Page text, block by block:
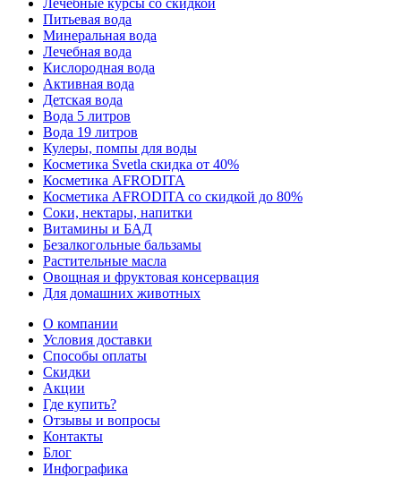
Питьевая вода
Минеральная вода
Лечебная вода
Кислородная вода
Активная вода
Детская вода
Вода 5 литров
Вода 19 литров
Кулеры, помпы для воды
Косметика Svetla скидка от 40%
Косметика AFRODITA
Косметика AFRODITA со скидкой до 80%
Соки, нектары, напитки
Витамины и БАД
Безалкогольные бальзамы
Растительные масла
Овощная и фруктовая консервация
Для домашних животных
О компании
Условия доставки
Способы оплаты
Скидки
Акции
Где купить?
Отзывы и вопросы
Контакты
Блог
Инфографика